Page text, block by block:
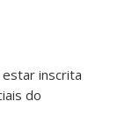
inscrita
do